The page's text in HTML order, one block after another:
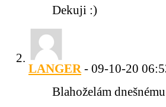
Dekuji :)
LANGER - 09-10-20
Blahoželám